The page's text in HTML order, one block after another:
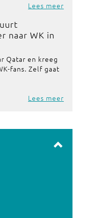
Lees meer
naar WK in
Qatar en kreeg
fans. Zelf gaat
Lees meer